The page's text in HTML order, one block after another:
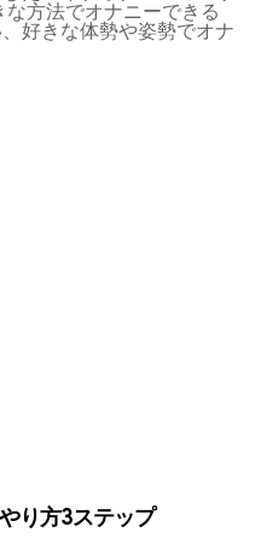
方法でオナニーできる
好きな体勢や姿勢でオナ
り方3ステップ